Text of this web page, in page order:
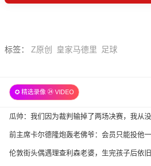
标签 ： Z原创 皇家马德里 足球
✪ 精选录像 ㉔ VIDEO
瓜帅：我们因为裁判输掉了两场决赛，我从
前主席卡尔德隆炮轰老佛爷：会员只能投他
伦敦街头偶遇理查利森老婆，生完孩子后依